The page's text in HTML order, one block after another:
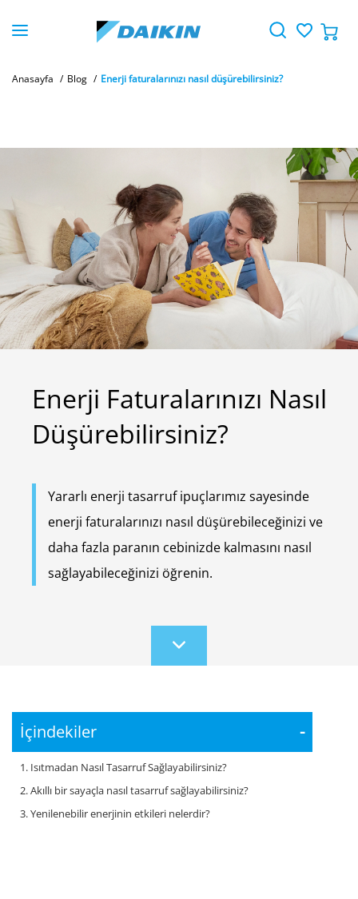
Anasayfa Blog Enerji faturalarınızı nasıl düşürebilirsiniz?
Enerji Faturalarınızı Nasıl
Düşürebilirsiniz?
Yararlı enerji tasarruf ipuçlarımız sayesinde
enerji faturalarınızı nasıl düşürebileceğinizi ve
daha fazla paranın cebinizde kalmasını nasıl
sağlayabileceğinizi öğrenin.
Scroll
to
İçindekiler -
1. Isıtmadan Nasıl Tasarruf Sağlayabilirsiniz?
2. Akıllı bir sayaçla nasıl tasarruf sağlayabilirsiniz?
3. Yenilenebilir enerjinin etkileri nelerdir?